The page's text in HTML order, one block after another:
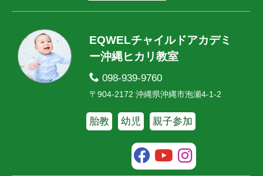
EQWELチャイルドアカデミ
ー沖縄ヒカリ教室
098-939-9760
〒904-2172 沖縄県沖縄市泡瀬4-1-2
胎教 幼児 親子参加